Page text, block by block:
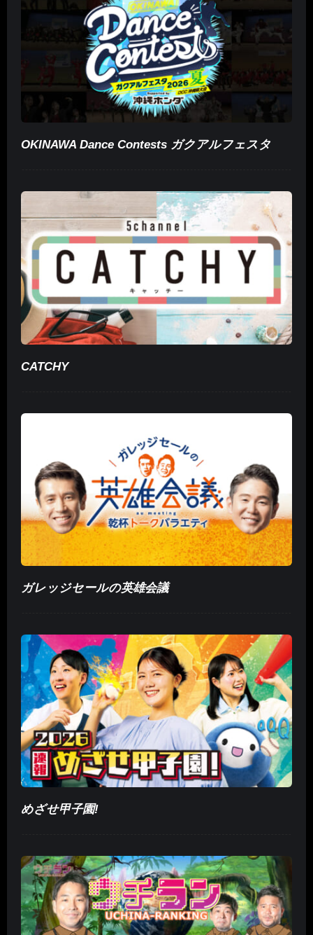
OKINAWA Dance Contests ガクアルフェスタ
CATCHY
ガレッジセールの英雄会議
めざせ甲子園!